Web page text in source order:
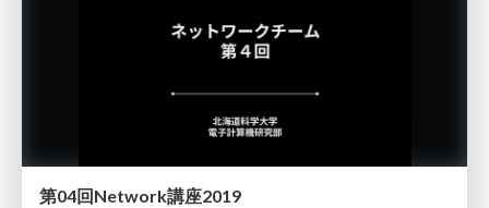
第04回Network講座2019